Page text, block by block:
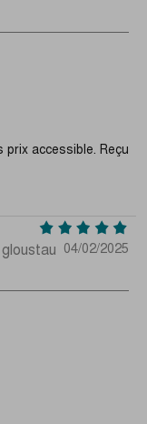
accessible. Reçu
gloustau 04/02/2025